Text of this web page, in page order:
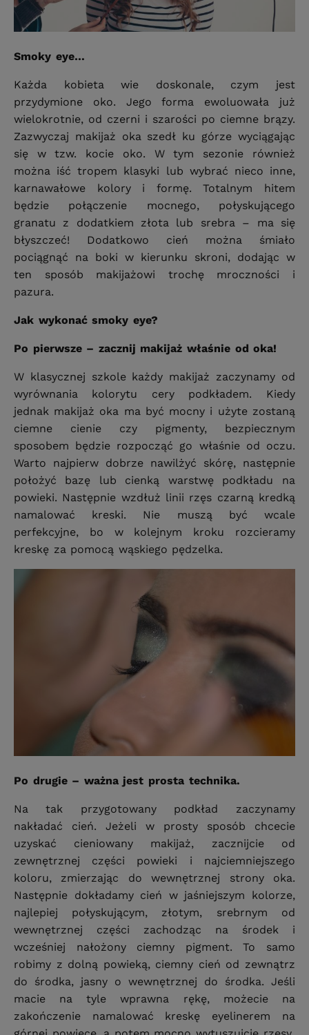
Smoky eye…
Każda kobieta wie doskonale, czym jest
przydymione oko. Jego forma ewoluowała już
wielokrotnie, od czerni i szarości po ciemne brązy.
Zazwyczaj makijaż oka szedł ku górze wyciągając
się w tzw. kocie oko. W tym sezonie również
można iść tropem klasyki lub wybrać nieco inne,
karnawałowe kolory i formę. Totalnym hitem
będzie połączenie mocnego, połyskującego
granatu z dodatkiem złota lub srebra – ma się
błyszczeć! Dodatkowo cień można śmiało
pociągnąć na boki w kierunku skroni, dodając w
ten sposób makijażowi trochę mroczności i
pazura.
Jak wykonać smoky eye?
Po pierwsze – zacznij makijaż właśnie od oka!
W klasycznej szkole każdy makijaż zaczynamy od
wyrównania kolorytu cery podkładem. Kiedy
jednak makijaż oka ma być mocny i użyte zostaną
ciemne cienie czy pigmenty, bezpiecznym
sposobem będzie rozpocząć go właśnie od oczu.
Warto najpierw dobrze nawilżyć skórę, następnie
położyć bazę lub cienką warstwę podkładu na
powieki. Następnie wzdłuż linii rzęs czarną kredką
namalować kreski. Nie muszą być wcale
perfekcyjne, bo w kolejnym kroku rozcieramy
kreskę za pomocą wąskiego pędzelka.
Po drugie – ważna jest prosta technika.
Na tak przygotowany podkład zaczynamy
nakładać cień. Jeżeli w prosty sposób chcecie
uzyskać cieniowany makijaż, zacznijcie od
zewnętrznej części powieki i najciemniejszego
koloru, zmierzając do wewnętrznej strony oka.
Następnie dokładamy cień w jaśniejszym kolorze,
najlepiej połyskującym, złotym, srebrnym od
wewnętrznej części zachodząc na środek i
wcześniej nałożony ciemny pigment. To samo
robimy z dolną powieką, ciemny cień od zewnątrz
do środka, jasny o wewnętrznej do środka. Jeśli
macie na tyle wprawna rękę, możecie na
zakończenie namalować kreskę eyelinerem na